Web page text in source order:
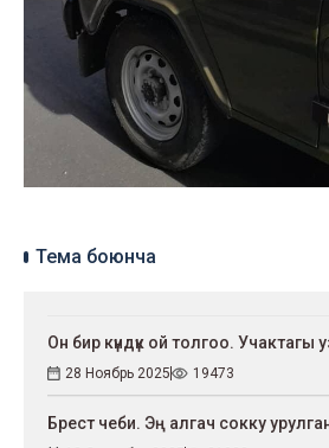
Тема боюнча
Он бир күндүк ой толгоо. Учактагы
28 Ноябрь 2025 19473
Брест чеби. Эң алгач сокку